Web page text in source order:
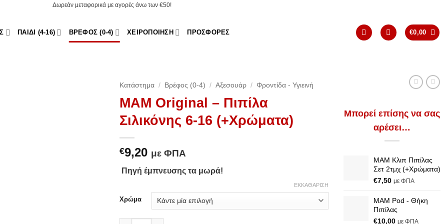
Δωρεάν μεταφορικά με αγορές άνω των €50!
ΠΑΙΔΊ (4-16) ΒΡΈΦΟΣ (0-4) ΧΕΙΡΟΠΟΊΗΣΗ ΠΡΟΣΦΟΡΈΣ €0,00
Κατάστημα / Βρέφος (0-4) / Αξεσουάρ / Φροντίδα - Υγιεινή
MAM Original – Πιπίλα
Σιλικόνης 6-16 (+Χρώματα)
€9,20 με ΦΠΑ
Πηγή έμπνευσης τα μωρά!
Χρώμα
ΕΚΚΑΘΆΡΙΣΗ
Μπορεί επίσης να σας
αρέσει…
MAM Κλιπ Πιπίλας
Σετ 2τμχ (+Χρώματα)
€7,50 με ΦΠΑ
MAM Pod - Θήκη
Πιπίλας
€10,00 με ΦΠΑ